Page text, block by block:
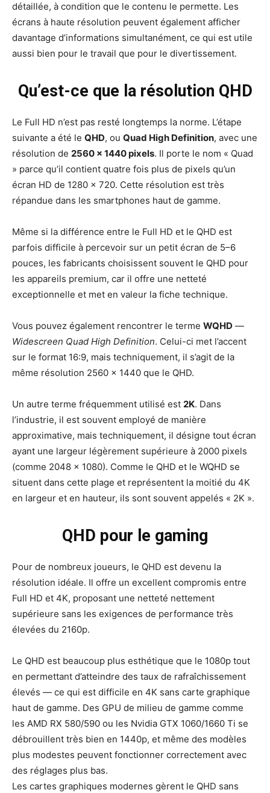
détaillée, à condition que le contenu le permette. Les
écrans à haute résolution peuvent également afficher
davantage d’informations simultanément, ce qui est utile
aussi bien pour le travail que pour le divertissement.
Qu’est-ce que la résolution QHD
Le Full HD n’est pas resté longtemps la norme. L’étape
suivante a été le QHD, ou Quad High Definition, avec une
résolution de 2560 × 1440 pixels. Il porte le nom « Quad
» parce qu’il contient quatre fois plus de pixels qu’un
écran HD de 1280 × 720. Cette résolution est très
répandue dans les smartphones haut de gamme.
Même si la différence entre le Full HD et le QHD est
parfois difficile à percevoir sur un petit écran de 5–6
pouces, les fabricants choisissent souvent le QHD pour
les appareils premium, car il offre une netteté
exceptionnelle et met en valeur la fiche technique.
Vous pouvez également rencontrer le terme WQHD —
Widescreen Quad High Definition. Celui-ci met l’accent
sur le format 16:9, mais techniquement, il s’agit de la
même résolution 2560 × 1440 que le QHD.
Un autre terme fréquemment utilisé est 2K. Dans
l’industrie, il est souvent employé de manière
approximative, mais techniquement, il désigne tout écran
ayant une largeur légèrement supérieure à 2000 pixels
(comme 2048 × 1080). Comme le QHD et le WQHD se
situent dans cette plage et représentent la moitié du 4K
en largeur et en hauteur, ils sont souvent appelés « 2K ».
QHD pour le gaming
Pour de nombreux joueurs, le QHD est devenu la
résolution idéale. Il offre un excellent compromis entre
Full HD et 4K, proposant une netteté nettement
supérieure sans les exigences de performance très
élevées du 2160p.
Le QHD est beaucoup plus esthétique que le 1080p tout
en permettant d’atteindre des taux de rafraîchissement
élevés — ce qui est difficile en 4K sans carte graphique
haut de gamme. Des GPU de milieu de gamme comme
les AMD RX 580/590 ou les Nvidia GTX 1060/1660 Ti se
débrouillent très bien en 1440p, et même des modèles
plus modestes peuvent fonctionner correctement avec
des réglages plus bas.
Les cartes graphiques modernes gèrent le QHD sans